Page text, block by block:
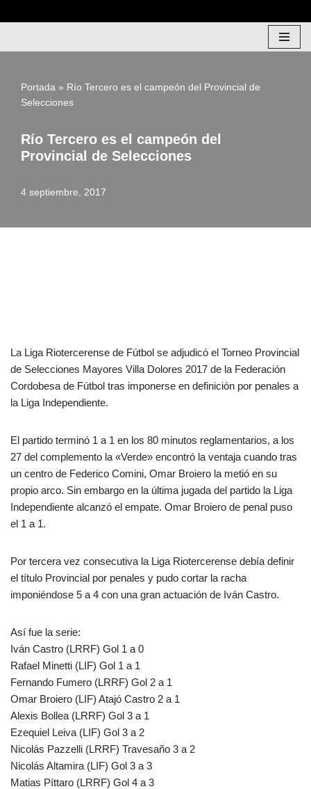
al
Portada » Río Tercero es el campeón del Provincial de
Selecciones
Río Tercero es el campeón del
Provincial de Selecciones
4 septiembre, 2017
La Liga Riotercerense de Fútbol se adjudicó el Torneo Provincial
de Selecciones Mayores Villa Dolores 2017 de la Federación
Cordobesa de Fútbol tras imponerse en definición por penales a
la Liga Independiente.
El partido terminó 1 a 1 en los 80 minutos reglamentarios, a los
27 del complemento la «Verde» encontró la ventaja cuando tras
un centro de Federico Comini, Omar Broiero la metió en su
propio arco. Sin embargo en la última jugada del partido la Liga
Independiente alcanzó el empate. Omar Broiero de penal puso
el 1 a 1.
Por tercera vez consecutiva la Liga Riotercerense debía definir
el título Provincial por penales y pudo cortar la racha
imponiéndose 5 a 4 con una gran actuación de Iván Castro.
Así fue la serie:
Iván Castro (LRRF) Gol 1 a 0
Rafael Minetti (LIF) Gol 1 a 1
Fernando Fumero (LRRF) Gol 2 a 1
Omar Broiero (LIF) Atajó Castro 2 a 1
Alexis Bollea (LRRF) Gol 3 a 1
Ezequiel Leiva (LIF) Gol 3 a 2
Nicolás Pazzelli (LRRF) Travesaño 3 a 2
Nicolás Altamira (LIF) Gol 3 a 3
Matias Píttaro (LRRF) Gol 4 a 3